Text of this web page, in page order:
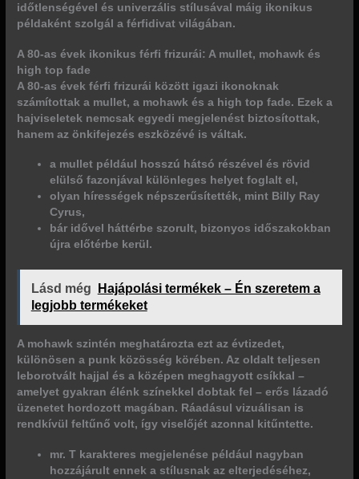
időtlenségével és univerzális stílusával máig ikonikus
példaként szolgál a férfidivat világában.
A 80-as évek ikonikus férfi frizurái: A mullet, mohawk és
high top fade
A 80-as évek férfi frizurái között igazi ikonoknak
számítottak a mullet, a mohawk és a high top fade. Ezek a
hajviseletek nemcsak egyedi megjelenést biztosítottak,
hanem az önkifejezés eszközévé is váltak.
a mullet például hosszú hátsó részével és rövid
elülső fazonjával különleges helyet foglalt el,
olyan hírességek népszerűsítették, mint Billy Ray
Cyrus,
bár idővel háttérbe szorult, bizonyos időszakokban
újra előtérbe kerül.
Lásd még
Hajápolási termékek – Én szeretem a
legjobb termékeket
A mohawk szintén meghatározta ezt az évtizedet,
különösen a punk közösség körében. Az oldalt teljesen
leborotvált hajjal és a középen meghagyott csíkkal –
amelyet gyakran élénk színekkel dobtak fel – erős lázadó
üzenetet hordozott magában. Ráadásul vizuálisan is
rendkívül feltűnő volt, így viselőjét azonnal kitűntette.
mr. T karakteres megjelenése például nagyban
hozzájárult ennek a stílusnak az elterjedéséhez,